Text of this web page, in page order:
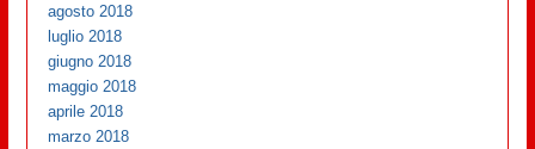
agosto 2018
luglio 2018
giugno 2018
maggio 2018
aprile 2018
marzo 2018